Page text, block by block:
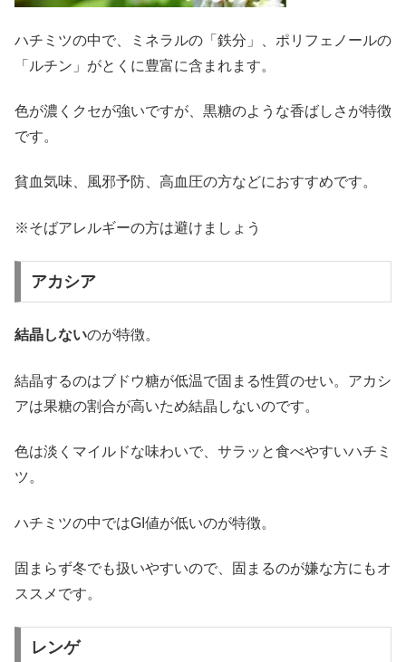
ハチミツの中で、ミネラルの「鉄分」、ポリフェノールの
「ルチン」がとくに豊富に含まれます。
色が濃くクセが強いですが、黒糖のような香ばしさが特徴
です。
貧血気味、風邪予防、高血圧の方などにおすすめです。
※そばアレルギーの方は避けましょう
アカシア
結晶しないのが特徴。
結晶するのはブドウ糖が低温で固まる性質のせい。アカシ
アは果糖の割合が高いため結晶しないのです。
色は淡くマイルドな味わいで、サラッと食べやすいハチミ
ツ。
ハチミツの中ではGI値が低いのが特徴。
固まらず冬でも扱いやすいので、固まるのが嫌な方にもオ
ススメです。
レンゲ